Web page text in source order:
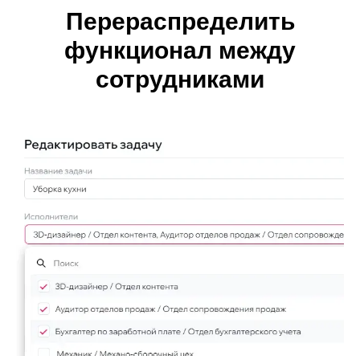
Перераспределить
функционал между
сотрудниками